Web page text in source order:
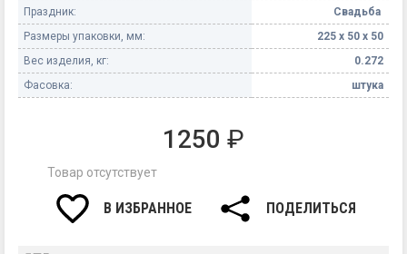
Праздник:
Свадьба
Размеры упаковки, мм:
225 х 50 х 50
Вес изделия, кг:
0.272
Фасовка:
штука
1250 ₽
Товар отсутствует
В ИЗБРАННОЕ ПОДЕЛИТЬСЯ